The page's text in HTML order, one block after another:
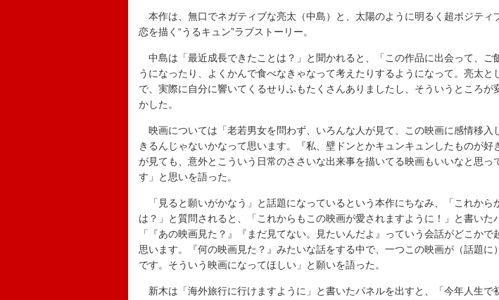
本作は、無口でネガティブな亮太（中島）と、太陽のように明るく超ポジティ
恋を描く“うるキュン”ラブストーリー。
中島は「最近成長できたことは？」と聞かれると、「この作品に出会って、ご
うになったり、よくかんで食べなきゃなって考えたりするようになって。亮太と
で、実際に自分に響いてくるせりふもたくさんありましたし、そういうところが
かした。
映画については「老若男女を問わず、いろんな人が見て、この映画に感情移入
きるんじゃないかなって思います。『私、壁ドンとかキュンキュンしたものが好
が見ても、意外とこういう日常のささいな出来事を描いてる映画もいいなと思っ
す」と思いを語った。
「見ると願いがかなう」と話題になっているという本作にちなみ、「これから
は？」と質問されると、「これからもこの映画が愛されますように！」と書いた
「『あの映画見た？』『まだ見てない。見たいんだよ』っていう会話がどこかで
思います。『何の映画見た？』みたいな話をする中で、一つこの映画が（話題に
です。そういう映画になってほしい」と願いを語った。
新木は「海外旅行に行けますように」と書いたパネルを出すと、「今年人生で